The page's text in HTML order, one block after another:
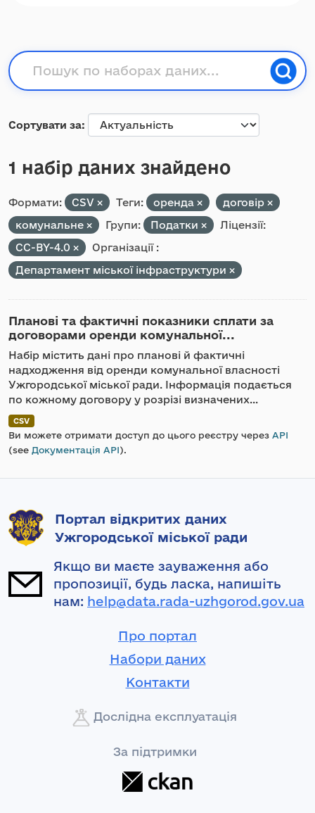
Сортувати за
1 набір даних знайдено
Формати: CSV Теги: оренда
договір
комунальне
Групи: Податки
Ліцензії:
CC-BY-4.0
Організації :
Департамент міської інфраструктури
Планові та фактичні показники сплати за
договорами оренди комунальної...
Набір містить дані про планові й фактичні
надходження від оренди комунальної власності
Ужгородської міської ради. Інформація подається
по кожному договору у розрізі визначених...
CSV
Ви можете отримати доступ до цього реєстру через API
(see Документація API).
Портал відкритих даних
Ужгородської міської ради
Якщо ви маєте зауваження або
пропозиції, будь ласка, напишіть
нам: help@data.rada-uzhgorod.gov.ua
Про портал
Набори даних
Контакти
Дослідна експлуатація
За підтримки